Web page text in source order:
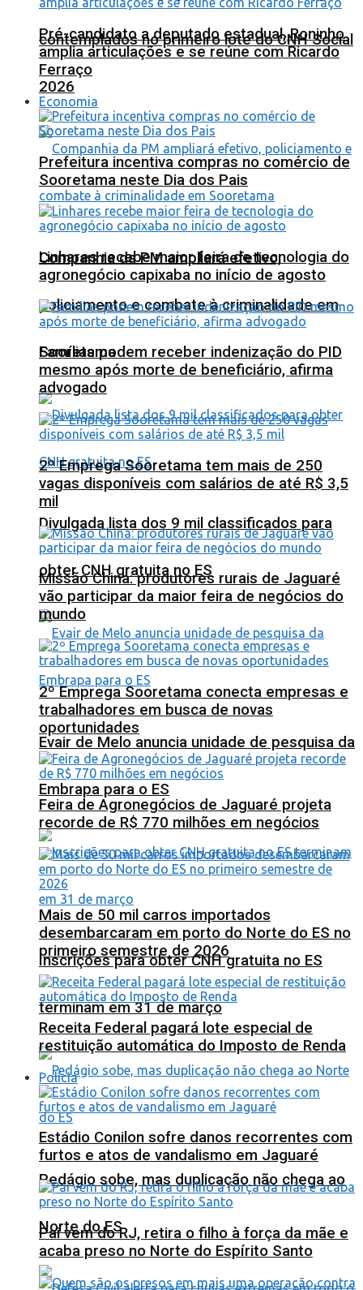
contemplados no primeiro lote do CNH Social
2026
Companhia da PM ampliará efetivo,
policiamento e combate à criminalidade em
Sooretama
Divulgada lista dos 9 mil classificados para
obter CNH gratuita no ES
Evair de Melo anuncia unidade de pesquisa da
Embrapa para o ES
Inscrições para obter CNH gratuita no ES
terminam em 31 de março
Pedágio sobe, mas duplicação não chega ao
Norte do ES
Pré-candidato a deputado estadual, Roninho
amplia articulações e se reúne com Ricardo
Ferraço
Economia
Prefeitura incentiva compras no comércio de
Sooretama neste Dia dos Pais
Linhares recebe maior feira de tecnologia do
agronegócio capixaba no início de agosto
Famílias podem receber indenização do PID
mesmo após morte de beneficiário, afirma
advogado
2º Emprega Sooretama tem mais de 250
vagas disponíveis com salários de até R$ 3,5
mil
Missão China: produtores rurais de Jaguaré
vão participar da maior feira de negócios do
mundo
2º Emprega Sooretama conecta empresas e
trabalhadores em busca de novas
oportunidades
Feira de Agronegócios de Jaguaré projeta
recorde de R$ 770 milhões em negócios
Mais de 50 mil carros importados
desembarcaram em porto do Norte do ES no
primeiro semestre de 2026
Receita Federal pagará lote especial de
restituição automática do Imposto de Renda
Polícia
Estádio Conilon sofre danos recorrentes com
furtos e atos de vandalismo em Jaguaré
Pai vem do RJ, retira o filho à força da mãe e
acaba preso no Norte do Espírito Santo